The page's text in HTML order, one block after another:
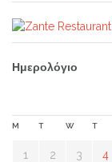
Ημερολόγιο
M T W T
1 2 3 4